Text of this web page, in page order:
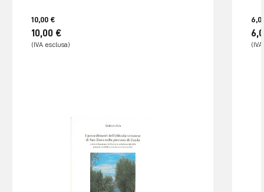
10,00 €
10,00 €